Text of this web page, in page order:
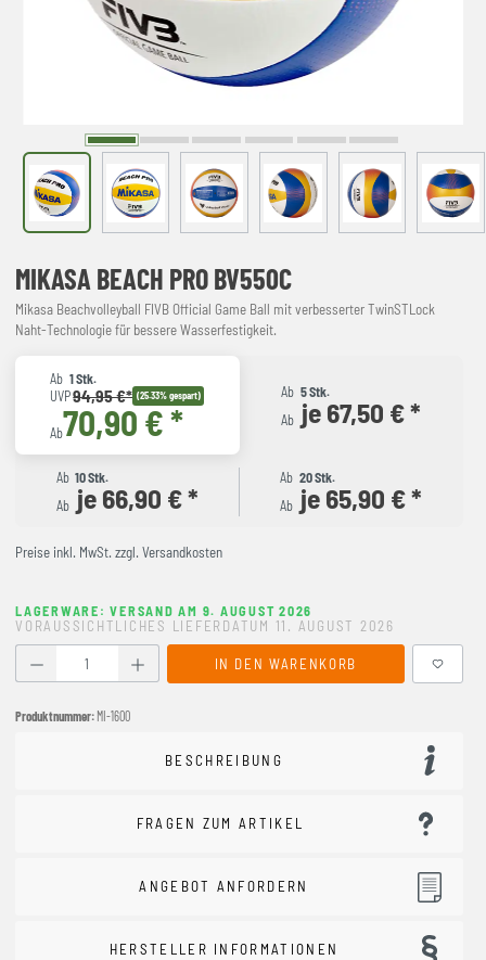
MIKASA BEACH PRO BV550C
Mikasa Beachvolleyball FIVB Official Game Ball mit verbesserter TwinSTLock
Naht-Technologie für bessere Wasserfestigkeit.
Ab 1 Stk.
UVP94,95 €* (25.33% gespart)
Ab70,90 € *
Ab 5 Stk.
Ab je 67,50 € *
Ab 10 Stk.
Ab je 66,90 € *
Ab 20 Stk.
Ab je 65,90 € *
Preise inkl. MwSt. zzgl. Versandkosten
LAGERWARE: VERSAND AM 9. AUGUST 2026
VORAUSSICHTLICHES LIEFERDATUM 11. AUGUST 2026
Produkt Anzahl: Gib den gewünschten Wert ein oder
IN DEN WARENKORB
Produktnummer: MI-1600
BESCHREIBUNG
FRAGEN ZUM ARTIKEL
ANGEBOT ANFORDERN
HERSTELLER INFORMATIONEN